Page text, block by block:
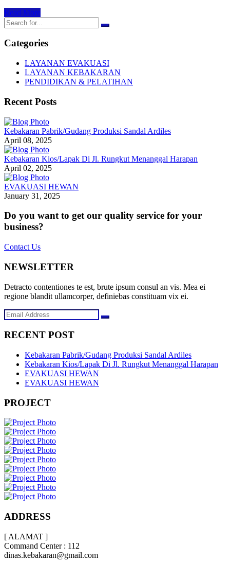
Read More
Categories
LAYANAN EVAKUASI
LAYANAN KEBAKARAN
PENDIDIKAN & PELATIHAN
Recent Posts
Kebakaran Pabrik/Gudang Produksi Sandal Ardiles
April 08, 2025
Kebakaran Kios/Lapak Di Jl. Rungkut Menanggal Harapan
April 02, 2025
EVAKUASI HEWAN
January 31, 2025
Do you want to get our quality service for your
business?
Contact Us
NEWSLETTER
Detracto contentiones te est, brute ipsum consul an vis. Mea ei
regione blandit ullamcorper, definiebas constituam vix ei.
RECENT POST
Kebakaran Pabrik/Gudang Produksi Sandal Ardiles
Kebakaran Kios/Lapak Di Jl. Rungkut Menanggal Harapan
EVAKUASI HEWAN
EVAKUASI HEWAN
PROJECT
ADDRESS
[ ALAMAT ]
Command Center : 112
dinas.kebakaran@gmail.com